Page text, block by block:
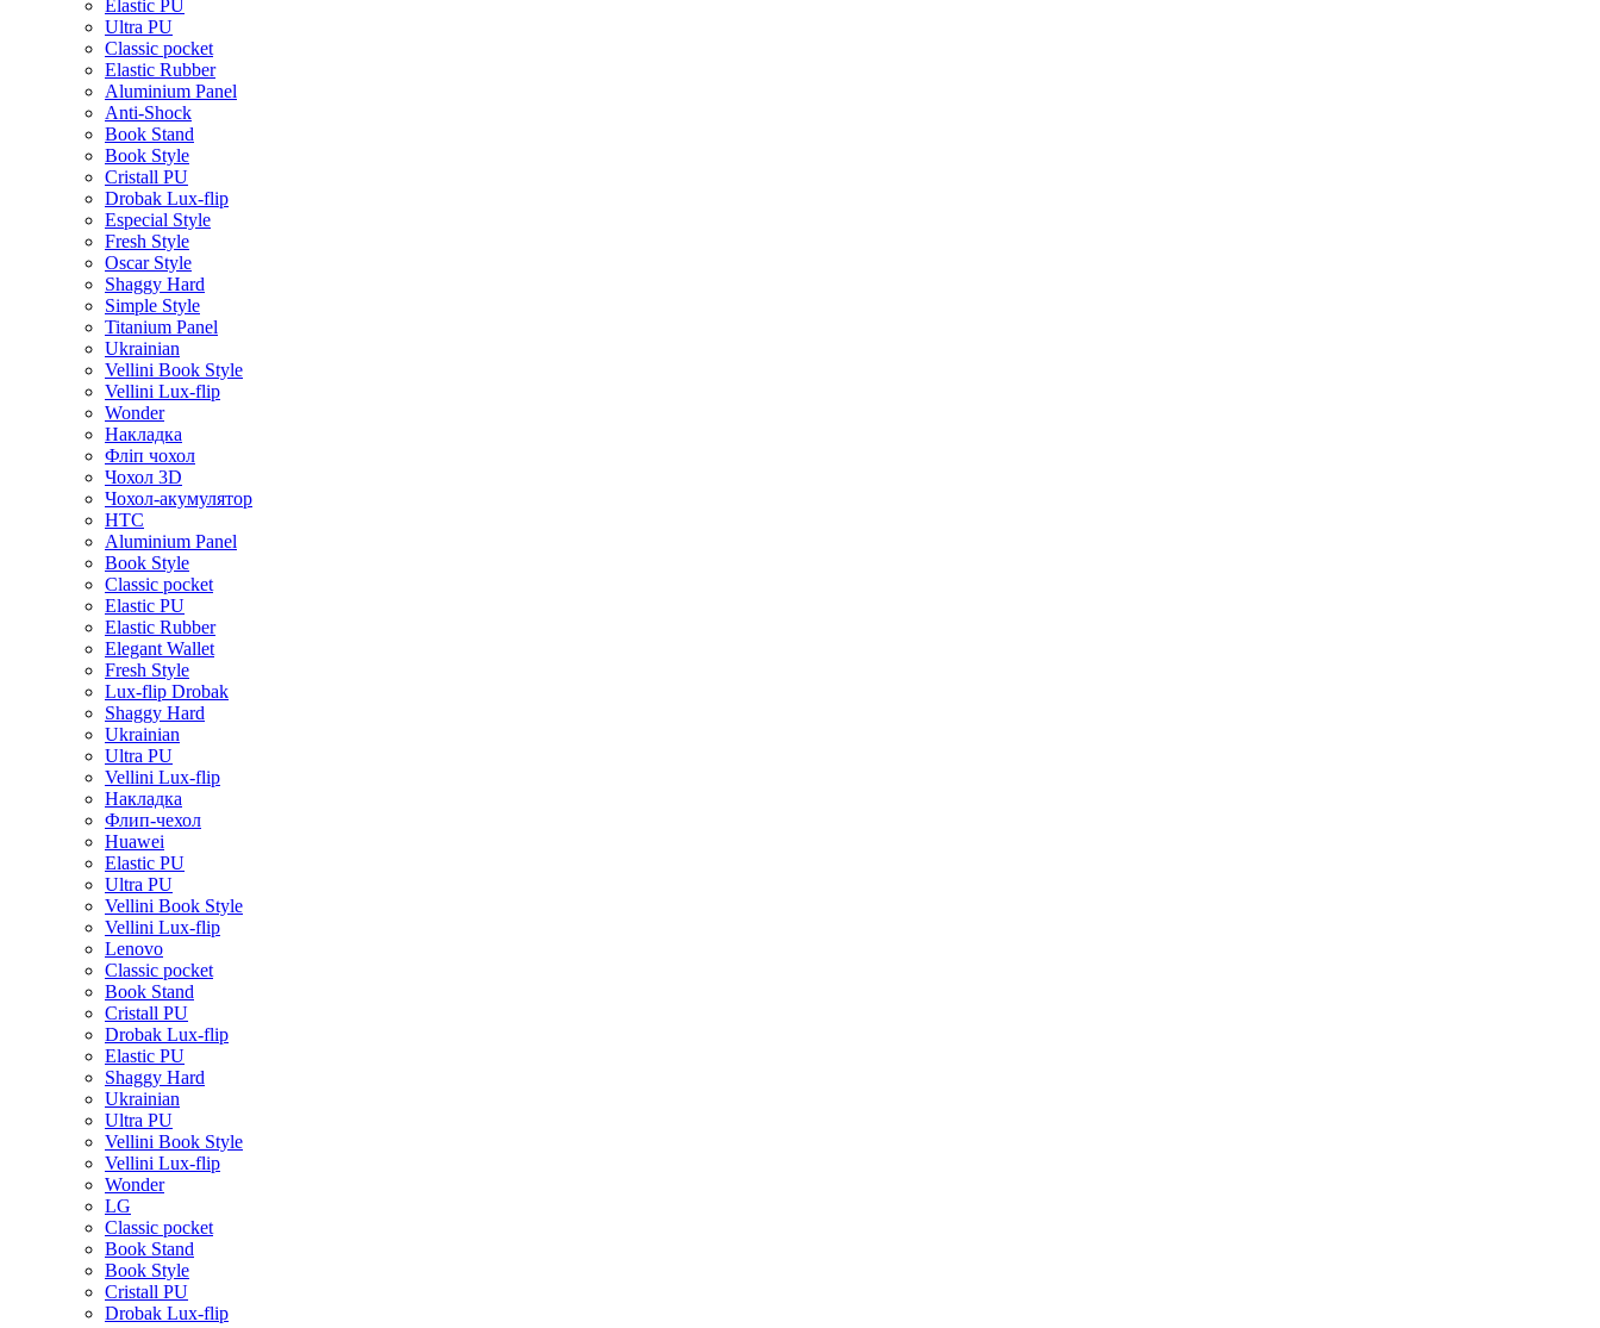
Elastic PU
Ultra PU
Classic pocket
Elastic Rubber
Aluminium Panel
Anti-Shock
Book Stand
Book Style
Cristall PU
Drobak Lux-flip
Especial Style
Fresh Style
Oscar Style
Shaggy Hard
Simple Style
Titanium Panel
Ukrainian
Vellini Book Style
Vellini Lux-flip
Wonder
Накладка
Фліп чохол
Чохол 3D
Чохол-акумулятор
HTC
Aluminium Panel
Book Style
Classic pocket
Elastic PU
Elastic Rubber
Elegant Wallet
Fresh Style
Lux-flip Drobak
Shaggy Hard
Ukrainian
Ultra PU
Vellini Lux-flip
Накладка
Флип-чехол
Huawei
Elastic PU
Ultra PU
Vellini Book Style
Vellini Lux-flip
Lenovo
Classic pocket
Book Stand
Cristall PU
Drobak Lux-flip
Elastic PU
Shaggy Hard
Ukrainian
Ultra PU
Vellini Book Style
Vellini Lux-flip
Wonder
LG
Classic pocket
Book Stand
Book Style
Cristall PU
Drobak Lux-flip